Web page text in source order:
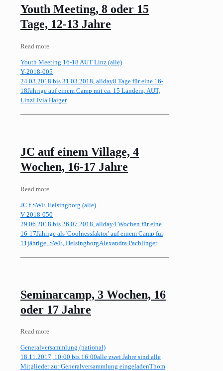
Youth Meeting, 8 oder 15
Tage, 12-13 Jahre
Read more
Youth Meeting 16-18 AUT Linz (alle)
Y-2018-005
24.03.2018 bis 31.03.2018, allday8 Tage für eine 16-
18Jährige auf einem Camp mit ca. 15 Ländern, AUT,
LinzLivia Haiger
JC auf einem Village, 4
Wochen, 16-17 Jahre
Read more
JC f SWE Helsingborg (alle)
V-2018-050
29.06.2018 bis 26.07.2018, allday4 Wochen für eine
16-17Jährige als 'Coolnessfaktor' auf einem Camp für
11jährige, SWE, HelsingborgAlexandra Pachlinger
Seminarcamp, 3 Wochen, 16
oder 17 Jahre
Read more
Generalversammlung (national)
18.11.2017, 10:00 bis 16:00alle zwei Jahre sind alle
Mitglieder zur Generalversammlung eingeladenThom